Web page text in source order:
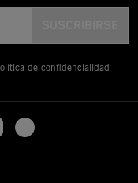
de confidencialidad